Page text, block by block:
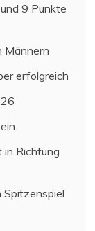
9 Punkte
Männern
erfolgreich
in Richtung
Spitzenspiel